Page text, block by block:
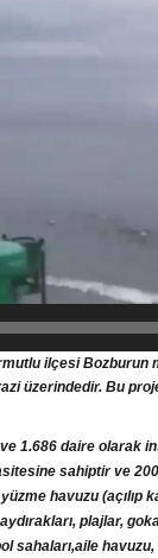
ilçesi
üzerindedir. Bu
1.686 daire olarak
sahiptir ve
havuzu (açılıp
plajlar,
sahaları,aile